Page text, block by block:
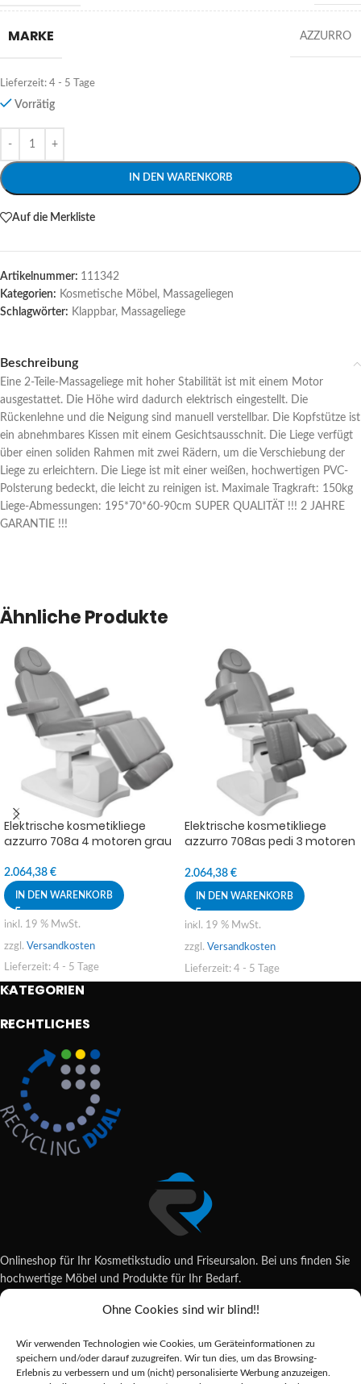
Ohne Cookies sind wir blind!!
Wir verwenden Technologien wie Cookies, um Geräteinformationen zu
speichern und/oder darauf zuzugreifen. Wir tun dies, um das Browsing-
Erlebnis zu verbessern und um (nicht) personalisierte Werbung anzuzeigen.
MARKE AZZURRO
Lieferzeit: 4 - 5 Tage
Vorrätig
IN DEN WARENKORB
Alternative:
Auf die Merkliste
Artikelnummer: 111342
Kategorien: Kosmetische Möbel , Massageliegen
Schlagwörter: Klappbar, Massageliege
Beschreibung
Eine 2-Teile-Massageliege mit hoher Stabilität ist mit einem Motor
ausgestattet. Die Höhe wird dadurch elektrisch eingestellt. Die
Rückenlehne und die Neigung sind manuell verstellbar. Die Kopfstütze ist
ein abnehmbares Kissen mit einem Gesichtsausschnit. Die Liege verfügt
über einen soliden Rahmen mit zwei Rädern, um die Verschiebung der
Liege zu erleichtern. Die Liege ist mit einer weißen, hochwertigen PVC-
Polsterung bedeckt, die leicht zu reinigen ist. Maximale Tragkraft: 150kg
Liege-Abmessungen: 195*70*60-90cm SUPER QUALITÄT !!! 2 JAHRE
GARANTIE !!!
Ähnliche Produkte
Elektrische kosmetikliege
azzurro 708a 4 motoren grau
2.064,38 €
IN DEN WARENKORB
inkl. 19 % MwSt.
zzgl. Versandkosten
Lieferzeit: 4 - 5 Tage
Elektrische kosmetikliege
azzurro 708as pedi 3 motoren
2.064,38 €
IN DEN WARENKORB
inkl. 19 % MwSt.
zzgl. Versandkosten
Lieferzeit: 4 - 5 Tage
KATEGORIEN
RECHTLICHES
Onlineshop für Ihr Kosmetikstudio und Friseursalon. Bei uns finden Sie
hochwertige Möbel und Produkte für Ihr Bedarf.
Wildsachsener Str. 6, 65207 Wiesbaden
shop@reda-shop.de
REDA SHOP - Hochwertige Studio Ausstattung
2025.